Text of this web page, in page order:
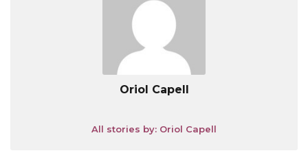
Oriol Capell
All stories by: Oriol Capell